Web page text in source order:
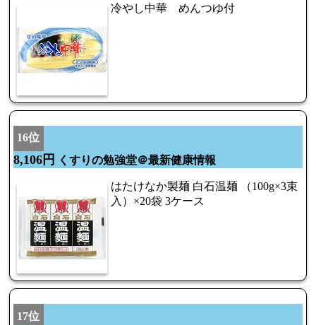
冷やし中華 めんつゆ付
16位
8,106円 くすりの勉強堂＠最新健康情報
はたけなか製麺 白石温麺 （100g×3束
入）×20袋 3ケース
17位